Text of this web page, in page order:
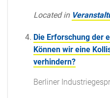
Located in
Die Erforschung der
Können wir eine
verhindern?
Berliner